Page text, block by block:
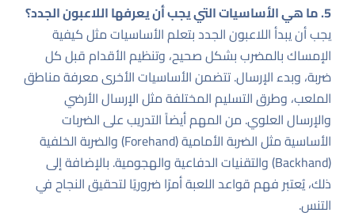
5. ما هي الأساسيات التي يجب أن يعرفها اللاعبون الجدد؟
يجب أن يبدأ اللاعبون الجدد بتعلم الأساسيات مثل كيفية
الإمساك بالمضرب بشكل صحيح، وتنظيم الأقدام قبل كل
ضربة، وبدء الإرسال. تتضمن الأساسيات الأخرى معرفة مناطق
الملعب، وطرق التسليم المختلفة مثل الإرسال الأرضي
والإرسال العلوي. من المهم أيضاً التدريب على الضربات
الأساسية مثل الضربة الأمامية (Forehand) والضربة الخلفية
(Backhand) والتقنيات الدفاعية والهجومية. بالإضافة إلى
ذلك، يُعتبر فهم قواعد اللعبة أمرًا ضروريًا لتحقيق النجاح في
التنس.